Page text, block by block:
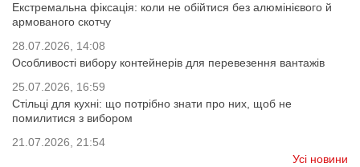
Екстремальна фіксація: коли не обійтися без алюмінієвого й
армованого скотчу
28.07.2026, 14:08
Особливості вибору контейнерів для перевезення вантажів
25.07.2026, 16:59
Стільці для кухні: що потрібно знати про них, щоб не
помилитися з вибором
21.07.2026, 21:54
Усі новини